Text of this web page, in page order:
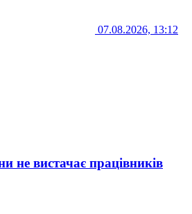
07.08.2026, 13:12
не вистачає працівників